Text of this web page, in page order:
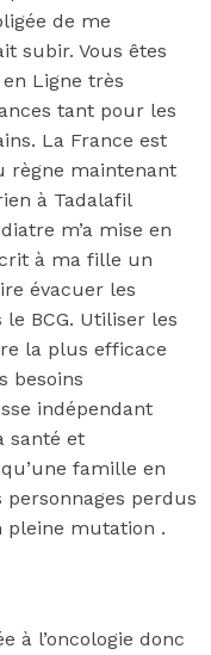
de me
subir. Vous êtes
Ligne très
tant pour les
La France est
règne maintenant
à Tadalafil
m’a mise en
à ma fille un
évacuer les
BCG. Utiliser les
la plus efficace
besoins
indépendant
santé et
famille en
perdus
pleine mutation .
à l’oncologie donc